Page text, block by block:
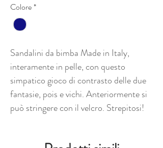
Colore*
Sandalini da bimba Made in Italy,
interamente in pelle, con questo
simpatico gioco di contrasto delle due
fantasie, pois e vichi. Anteriormente si
può stringere con il velcro. Strepitosi!